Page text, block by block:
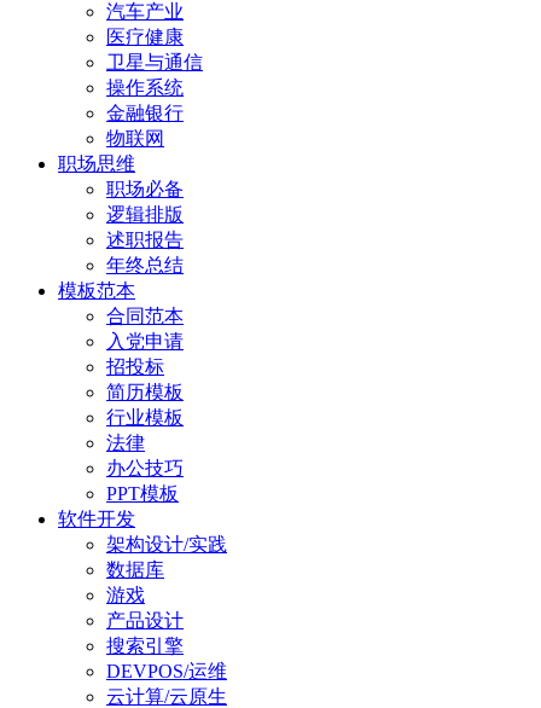
汽车产业
医疗健康
卫星与通信
操作系统
金融银行
物联网
职场思维
职场必备
逻辑排版
述职报告
年终总结
模板范本
合同范本
入党申请
招投标
简历模板
行业模板
法律
办公技巧
PPT模板
软件开发
架构设计/实践
数据库
游戏
产品设计
搜索引擎
DEVPOS/运维
云计算/云原生